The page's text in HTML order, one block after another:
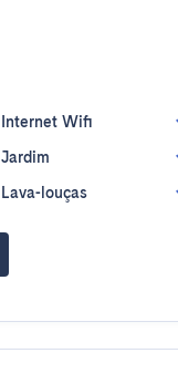
Internet Wifi
Jardim
Lava-louças